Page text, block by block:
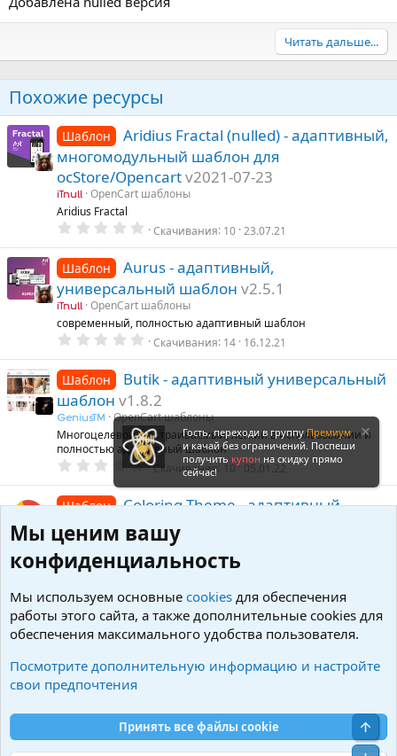
Читать дальше...
Похожие ресурсы
Шаблон
Aridius Fractal (nulled) - адаптивный,
многомодульный шаблон для
ocStore/Opencartv2021-07-23
iTnull
OpenCart шаблоны
Aridius Fractal
0
0
0
з
в
ё
з
д
Скачивания 10 23.07.21
Шаблон
Aurus - адаптивный,
универсальный шаблон v2.5.1
iTnull
OpenCart шаблоны
современный, полностью адаптивный шаблон
0
0
0
з
в
ё
з
д
Скачивания 14 16.12.21
Шаблон
Butik - адаптивный универсальный
шаблон v1.8.2
GeniusTM
OpenCart шаблоны
Многоцелевой, настраиваемый, легкий в использовании и
полностью адаптивный шаблон
0
0
0
в
ё
д
Скачивания 10 05.01.22
Шаблон
Coloring Theme - адаптивный
шаблон для OpenСart
iTnull
OpenCart шаблоны
Современный адаптивный шаблон для опенкарт 2.x
0
0
з
в
з
д
Шаблон
CyberStore - адаптивный
универсальный шаблонv1.6
Адаптивный универсальный шаблон
0
0
з
в
OpenCart шаблоны
Гость, переходи в группуПремиум
и качай без ограничений. Поспеши
получить купон на скидку прямо
сейчас!
Мы ценим вашу
конфиденциальность
Мы используем основные cookies для обеспечения
работы этого сайта, а также дополнительные cookies для
обеспечения максимального удобства пользователя.
Посмотрите дополнительную информацию и настройте
свои предпочтения
Принять все файлы cookie